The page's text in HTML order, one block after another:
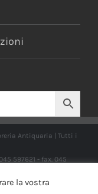
Antiquaria | Tutti i
597621 - fax. 045
la vostra